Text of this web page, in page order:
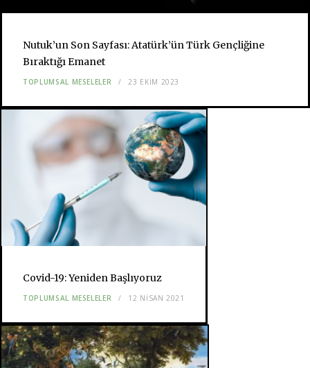
Nutuk’un Son Sayfası: Atatürk’ün Türk Gençliğine
Bıraktığı Emanet
TOPLUMSAL MESELELER 23 EKIM 2023
Covid-19: Yeniden Başlıyoruz
TOPLUMSAL MESELELER 12 NISAN 2021